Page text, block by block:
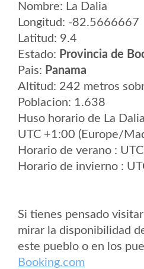
Nombre: La Dalia
Longitud: -82.5666667
Latitud: 9.4
Estado: Provincia de
Pais: Panama
Altitud: 242 metros
Poblacion: 1.638
Huso horario de La Dalia
UTC +1:00 (Europe/
Horario de verano :
Horario de invierno :
Si tienes pensado
mirar la disponibilidad
este pueblo o en los
Booking.com